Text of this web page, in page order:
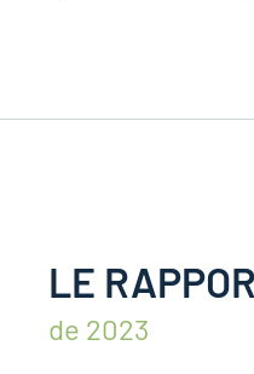
LE
de 2023